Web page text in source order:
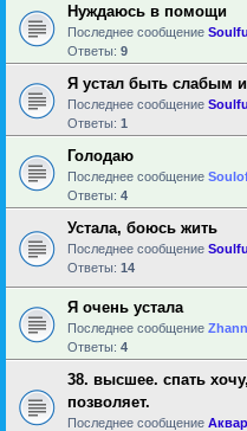
Нуждаюсь в помощи
Последнее сообщение
Ответы: 9
Я устал быть слабым
Последнее сообщение
Ответы: 1
Голодаю
Последнее сообщение
Ответы: 4
Устала, боюсь жить
Последнее сообщение
Ответы: 14
Я очень устала
Последнее сообщение
Ответы: 4
38. высшее. спать
позволяет.
Последнее сообщение